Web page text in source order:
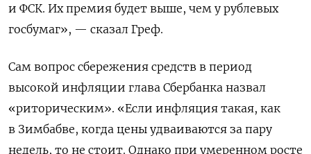
и ФСК. Их премия будет выше, чем у рублевых
госбумаг», — сказал Греф.
Сам вопрос сбережения средств в период
высокой инфляции глава Сбербанка назвал
«риторическим». «Если инфляция такая, как
в Зимбабве, когда цены удваиваются за пару
недель, то не стоит. Однако при умеренном росте